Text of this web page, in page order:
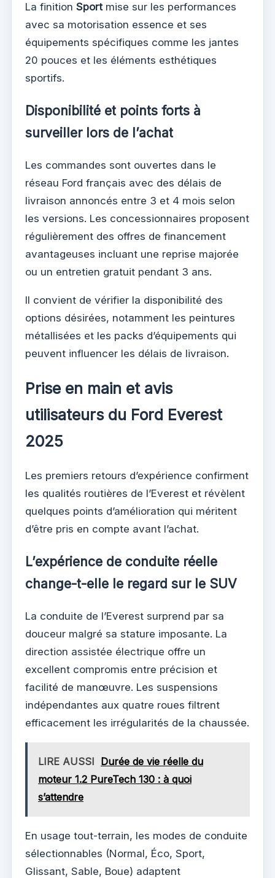
La finition Sportmise sur les performances
avec sa motorisation essence et ses
équipements spécifiques comme les jantes
20 pouces et les éléments esthétiques
sportifs.
Disponibilité et points forts à
surveiller lors de l’achat
Les commandes sont ouvertes dans le
réseau Ford français avec des délais de
livraison annoncés entre 3 et 4 mois selon
les versions. Les concessionnaires proposent
régulièrement des offres de financement
avantageuses incluant une reprise majorée
ou un entretien gratuit pendant 3 ans.
Il convient de vérifier la disponibilité des
options désirées, notamment les peintures
métallisées et les packs d’équipements qui
peuvent influencer les délais de livraison.
Prise en main et avis
utilisateurs du Ford Everest
2025
Les premiers retours d’expérience confirment
les qualités routières de l’Everest et révèlent
quelques points d’amélioration qui méritent
d’être pris en compte avant l’achat.
L’expérience de conduite réelle
change-t-elle le regard sur le SUV
La conduite de l’Everest surprend par sa
douceur malgré sa stature imposante. La
direction assistée électrique offre un
excellent compromis entre précision et
facilité de manœuvre. Les suspensions
indépendantes aux quatre roues filtrent
efficacement les irrégularités de la chaussée.
LIRE AUSSI Durée de vie réelle du
moteur 1.2 PureTech 130 : à quoi
s’attendre
En usage tout-terrain, les modes de conduite
sélectionnables (Normal, Éco, Sport,
Glissant, Sable, Boue) adaptent